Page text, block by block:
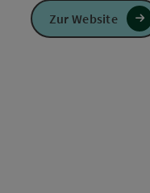
Zur Website